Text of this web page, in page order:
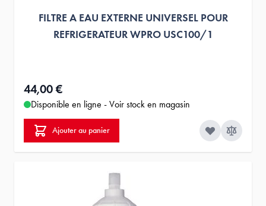
FILTRE A EAU EXTERNE UNIVERSEL POUR
REFRIGERATEUR WPRO USC100/1
44,00 €
Disponible en ligne - Voir stock en magasin
Ajouter au panier